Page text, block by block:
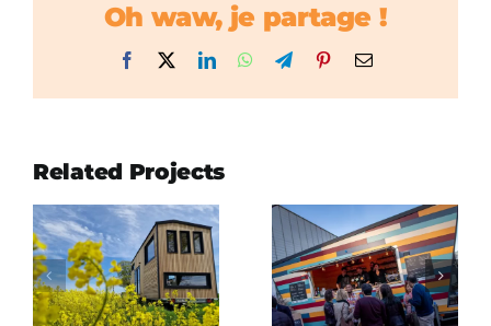
Oh waw, je partage !
Facebook LinkedInWhatsApp
TelegramPinterestEmail
Related Projects